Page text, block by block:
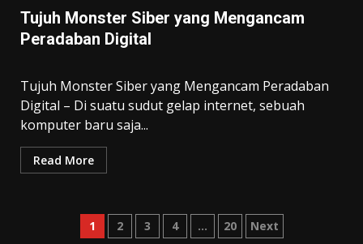
Tujuh Monster Siber yang Mengancam
Peradaban Digital
Tujuh Monster Siber yang Mengancam Peradaban
Digital – Di suatu sudut gelap internet, sebuah
komputer baru saja...
Read More
Posts
1 2 3 4 … 20 Next